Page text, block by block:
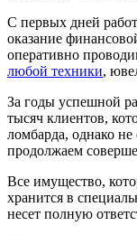
С первых дней
оказание
оперативно
любой техники,
За годы успешной
тысяч клиентов,
ломбарда, однако
продолжаем
Все имущество,
хранится в
несет полную